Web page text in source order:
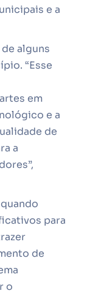
e a
alguns
“Esse
em
e a
de
a
para
de
o